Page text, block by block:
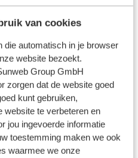
van cookies
die automatisch in je browser
website bezoekt.
Group GmbH
zorgen dat de website goed
kunt gebruiken,
te verbeteren en
jou ingevoerde informatie
toestemming maken we ook
waarmee we onze
winkels circa 1,5
restaurant